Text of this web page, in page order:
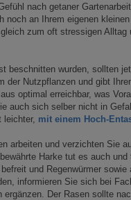
nach getaner
noch an Ihrem eigenen
zum oft stressigen
beschnitten wurden, sollten
der Nutzpflanzen und gibt
optimal erreichbar, was
auch sich selber nicht in
leichter, mit einem Hoch-
arbeiten und verzichten Sie
Harke tut es auch
und Regenwürmer
informieren Sie sich bei
Der Rasen sollte